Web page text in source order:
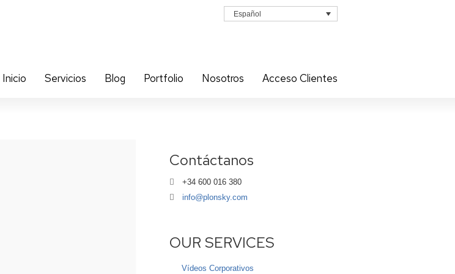
Español
Inicio Servicios Blog Portfolio Nosotros Acceso Clientes
Contáctanos
+34 600 016 380
info@plonsky.com
OUR SERVICES
Vídeos Corporativos